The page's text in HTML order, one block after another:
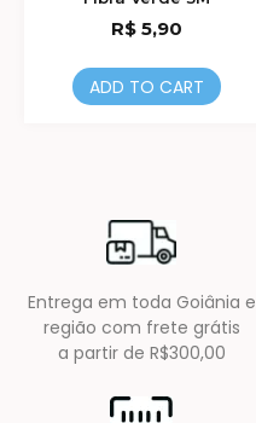
R$5,90
ADD TO CART
Entrega em toda Goiânia e
região com frete grátis
a partir de R$300,00